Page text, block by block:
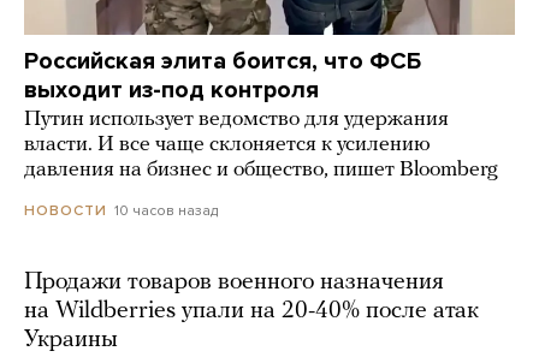
Российская элита боится, что ФСБ
выходит из-под контроля
Путин использует ведомство для удержания
власти. И все чаще склоняется к усилению
давления на бизнес и общество, пишет Bloomberg
НОВОСТИ 10 часов назад
Продажи товаров военного назначения
на Wildberries упали на 20-40% после атак
Украины